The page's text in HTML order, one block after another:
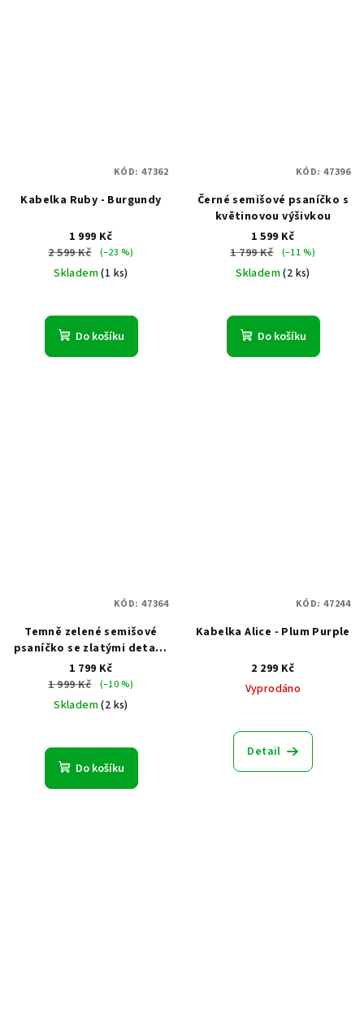
Kabelka Ruby - Burgundy
1 999 Kč
2 599 Kč
(–23 %)
Skladem(1 ks)
Do košíku
KÓD: 47362
Černé semišové psaníčko s
květinovou výšivkou
1 599 Kč
1 799 Kč
(–11 %)
Skladem(2 ks)
Do košíku
KÓD: 47396
Temně zelené semišové
psaníčko se zlatými detaily
ve stylu 20. let
1 799 Kč
1 999 Kč
(–10 %)
Skladem(2 ks)
Do košíku
KÓD: 47364
Kabelka Alice - Plum Purple
2 299 Kč
Vyprodáno
Detail
KÓD: 47244